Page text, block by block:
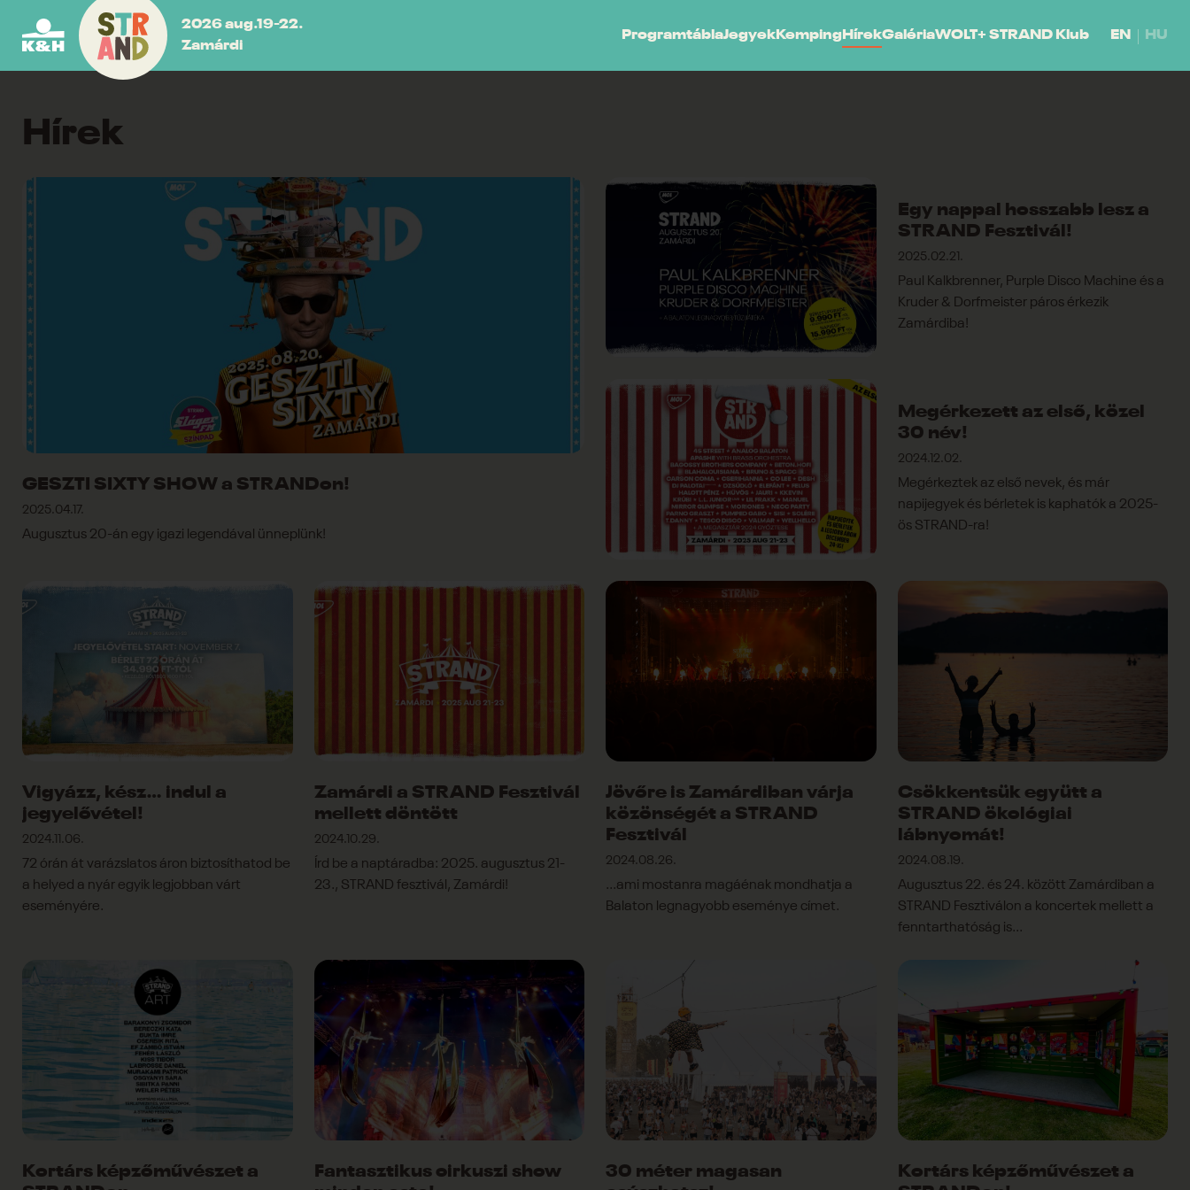
2026 aug.19-22.
Zamárdi
ProgramtáblaJegyek Kemping HírekGalériaWOLT+ STRAND Klub EN HU
Hírek
GESZTI SIXTY SHOW a STRANDon!
2025.04.17.
Augusztus 20-án egy igazi legendával ünneplünk!
Egy nappal hosszabb lesz a
STRAND Fesztivál!
2025.02.21.
Paul Kalkbrenner, Purple Disco Machine és a
Kruder & Dorfmeister páros érkezik
Zamárdiba!
Megérkezett az első, közel
30 név!
2024.12.02.
Megérkeztek az első nevek, és már
napijegyek és bérletek is kaphatók a 2025-
ös STRAND-ra!
Vigyázz, kész… indul a
jegyelővétel!
2024.11.06.
72 órán át varázslatos áron biztosíthatod be
a helyed a nyár egyik legjobban várt
eseményére.
Zamárdi a STRAND Fesztivál
mellett döntött
2024.10.29.
Írd be a naptáradba: 2025. augusztus 21-
23., STRAND fesztivál, Zamárdi!
Jövőre is Zamárdiban várja
közönségét a STRAND
Fesztivál
2024.08.26.
...ami mostanra magáénak mondhatja a
Balaton legnagyobb eseménye címet.
Csökkentsük együtt a
STRAND ökológiai
lábnyomát!
2024.08.19.
Augusztus 22. és 24. között Zamárdiban a
STRAND Fesztiválon a koncertek mellett a
fenntarthatóság is...
Kortárs képzőművészet a
Fantasztikus cirkuszi show
30 méter magasan
Kortárs képzőművészet a